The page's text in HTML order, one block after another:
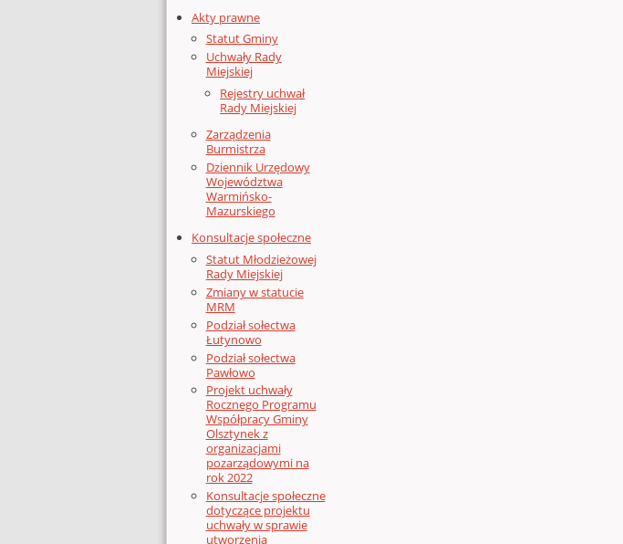
Akty prawne
Statut Gminy
Uchwały Rady
Miejskiej
Rejestry uchwał
Rady Miejskiej
Zarządzenia
Burmistrza
Dziennik Urzędowy
Województwa
Warmińsko-
Mazurskiego
Konsultacje społeczne
Statut Młodzieżowej
Rady Miejskiej
Zmiany w statucie
MRM
Podział sołectwa
Łutynowo
Podział sołectwa
Pawłowo
Projekt uchwały
Rocznego Programu
Współpracy Gminy
Olsztynek z
organizacjami
pozarządowymi na
rok 2022
Konsultacje społeczne
dotyczące projektu
uchwały w sprawie
utworzenia